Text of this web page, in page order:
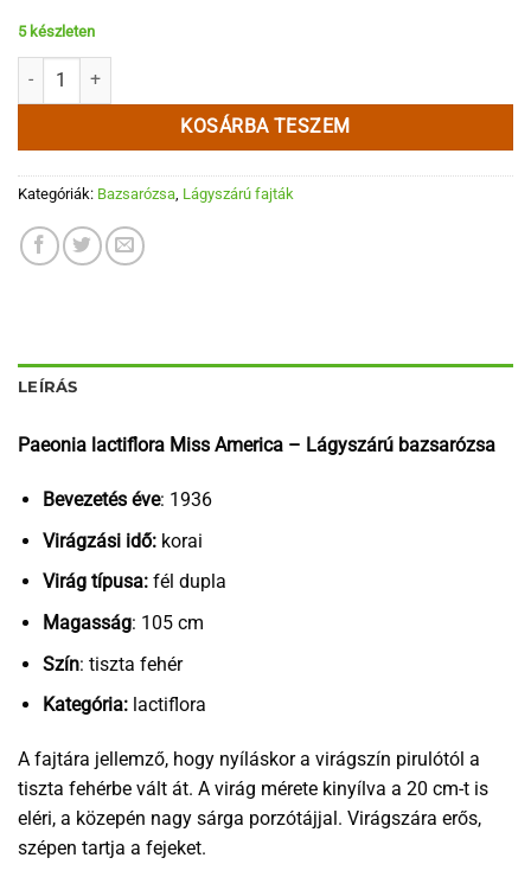
5 készleten
Miss America mennyiség
KOSÁRBA TESZEM
Kategóriák: Bazsarózsa Lágyszárú fajták
LEÍRÁS
Paeonia lactiflora Miss America – Lágyszárú bazsarózsa
Bevezetés éve: 1936
Virágzási idő: korai
Virág típusa:fél dupla
Magasság: 105 cm
Szín: tiszta fehér
Kategória:lactiflora
A fajtára jellemző, hogy nyíláskor a virágszín pirulótól a
tiszta fehérbe vált át. A virág mérete kinyílva a 20 cm-t is
eléri, a közepén nagy sárga porzótájjal. Virágszára erős,
szépen tartja a fejeket.